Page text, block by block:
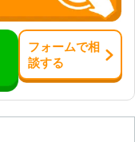
フォームで相
談する